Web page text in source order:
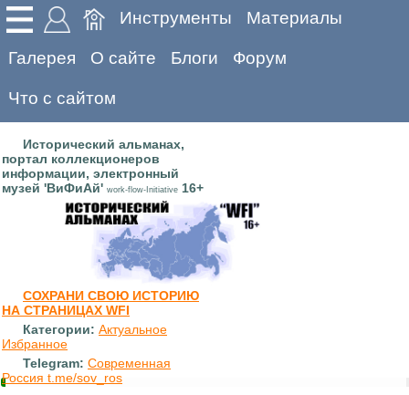
Инструменты Материалы
Галерея О сайте Блоги Форум
Что с сайтом
Исторический альманах,
портал коллекционеров
информации, электронный
музей 'ВиФиАй' work-flow-Initiative 16+
СОХРАНИ СВОЮ ИСТОРИЮ
НА СТРАНИЦАХ WFI
Категории: Актуальное
Избранное
Telegram: Современная
Россия t.me/sov_ros